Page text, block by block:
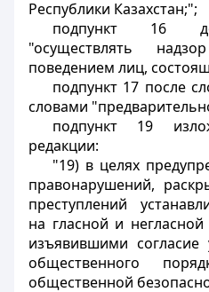
Республики Казахстан;";
подпункт 16
"осуществлять
поведением лиц,
подпункт 17 после
словами
подпункт 19
редакции:
"19) в целях
правонарушений,
преступлений
на гласной и
изъявившими согласие
общественного
общественной